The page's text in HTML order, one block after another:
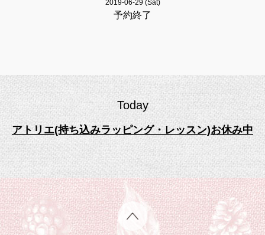
2019-06-29 (Sat)
予約終了
Today
アトリエ(持ち込みラッピング・レッスン)お休み中